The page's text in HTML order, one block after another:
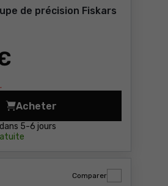
de précision Fiskars
5-6 jours
Acheter
Set de découpe de
Comparer